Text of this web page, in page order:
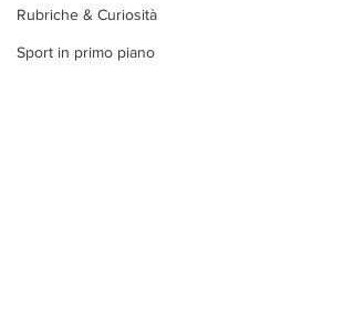
Rubriche & Curiosità
Sport in primo piano